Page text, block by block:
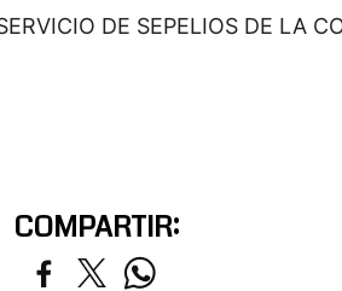
DE SEPELIOS DE LA
COMPARTIR: